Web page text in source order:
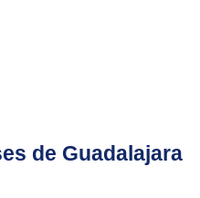
de Guadalajara